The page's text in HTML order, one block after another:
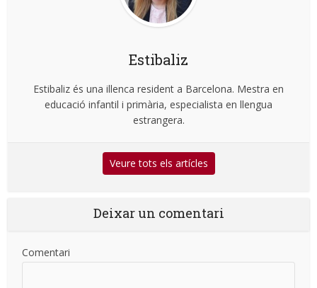
Estibaliz
Estibaliz és una illenca resident a Barcelona. Mestra en
educació infantil i primària, especialista en llengua
estrangera.
Veure tots els artícles
Deixar un comentari
Comentari